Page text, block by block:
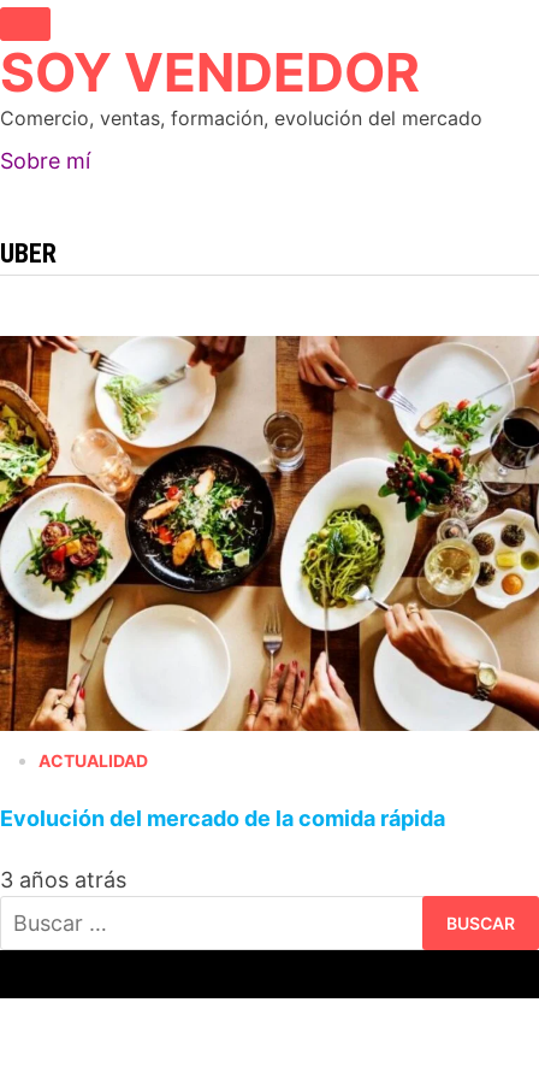
Saltar
al
contenido
SOY VENDEDOR
Comercio, ventas, formación, evolución del mercado
Sobre mí
UBER
ACTUALIDAD
Evolución del mercado de la comida rápida
3 años atrás
Buscar: